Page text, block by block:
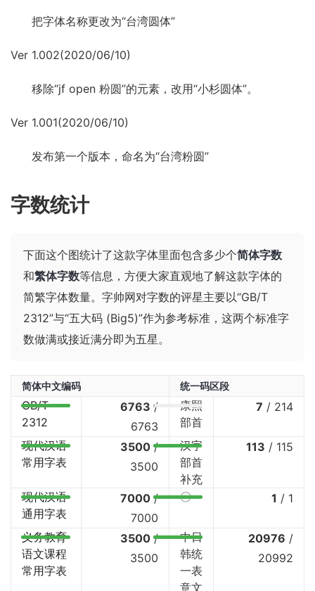
把字体名称更改为“台湾圆体”
Ver 1.002(2020/06/10)
移除“jf open 粉圆”的元素，改用“小杉圆体”。
Ver 1.001(2020/06/10)
发布第一个版本，命名为“台湾粉圆”
字数统计
下面这个图统计了这款字体里面包含多少个简体字数
和繁体字数等信息，方便大家直观地了解这款字体的
简繁字体数量。字帅网对字数的评星主要以“GB/T
2312”与“五大码 (Big5)”作为参考标准，这两个标准字
数做满或接近满分即为五星。
简体中文编码 统一码区段
GB/T
2312
6763 /
6763
康熙
部首
7 / 214
现代汉语
常用字表
3500 /
3500
汉字
部首
补充
113 / 115
现代汉语
通用字表
7000 /
7000
〇 1 / 1
义务教育
语文课程
常用字表
3500 /
3500
中日
韩统
一表
意文
20976 /
20992